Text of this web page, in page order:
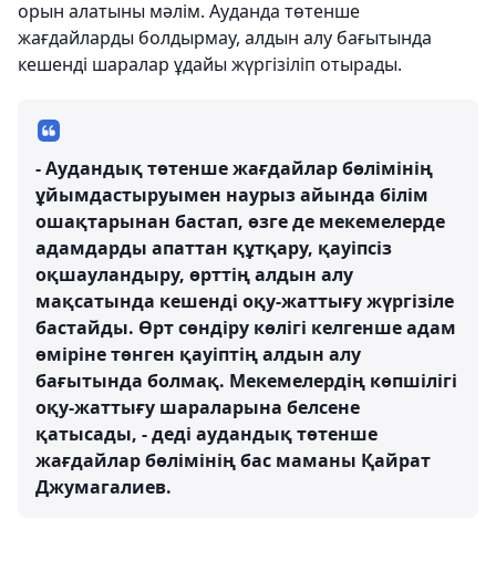
орын алатыны мәлім. Ауданда төтенше
жағдайларды болдырмау, алдын алу бағытында
кешенді шаралар ұдайы жүргізіліп отырады.
- Аудандық төтенше жағдайлар бөлімінің
ұйымдастыруымен наурыз айында білім
ошақтарынан бастап, өзге де мекемелерде
адамдарды апаттан құтқару, қауіпсіз
оқшауландыру, өрттің алдын алу
мақсатында кешенді оқу-жаттығу жүргізіле
бастайды. Өрт сөндіру көлігі келгенше адам
өміріне төнген қауіптің алдын алу
бағытында болмақ. Мекемелердің көпшілігі
оқу-жаттығу шараларына белсене
қатысады, - деді аудандық төтенше
жағдайлар бөлімінің бас маманы Қайрат
Джумагалиев.